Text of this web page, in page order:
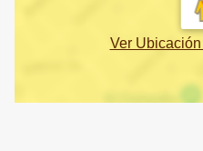
Ver Ubicación